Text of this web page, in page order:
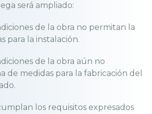
será ampliado:
de la obra no permitan la
para la instalación.
de la obra aún no
de medidas para la fabricación del
los requisitos expresados